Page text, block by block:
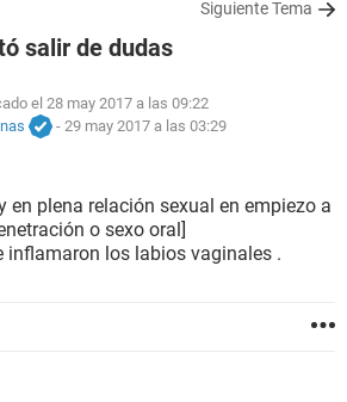
Siguiente Tema
salir de dudas
el 28 may 2017 a las 09:22
- 29 may 2017 a las 03:29
en plena relación sexual en empiezo a
o sexo oral]
inflamaron los labios vaginales .